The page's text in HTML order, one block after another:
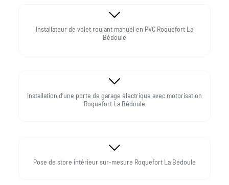
Installateur de volet roulant manuel en PVC Roquefort La
Bédoule
Installation d’une porte de garage électrique avec motorisation
Roquefort La Bédoule
Pose de store intérieur sur-mesure Roquefort La Bédoule